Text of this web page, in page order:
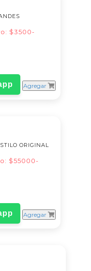
$3500-
Agregar
ORIGINAL
$55000-
Agregar